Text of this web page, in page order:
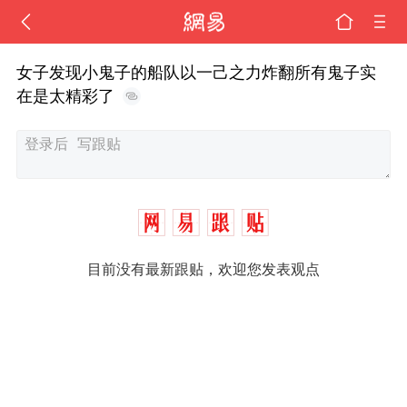
女子发现小鬼子的船队以一己之力炸翻所有鬼子实
在是太精彩了
目前没有最新跟贴，欢迎您发表观点